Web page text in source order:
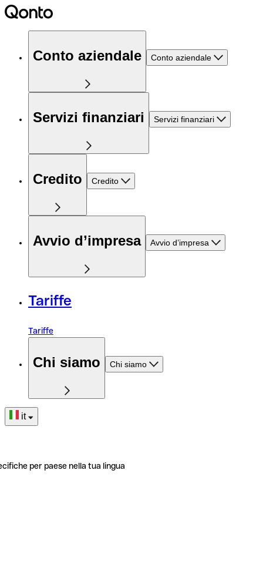
Conto aziendale Conto aziendale
Servizi finanziari Servizi finanziari
Credito Credito
Avvio d’impresa Avvio d’impresa
Tariffe
Tariffe
Chi siamo Chi siamo
it
per paese nella tua lingua